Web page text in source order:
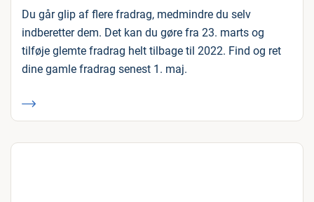
Du går glip af flere fradrag, medmindre du selv
indberetter dem. Det kan du gøre fra 23. marts og
tilføje glemte fradrag helt tilbage til 2022. Find og ret
dine gamle fradrag senest 1. maj.